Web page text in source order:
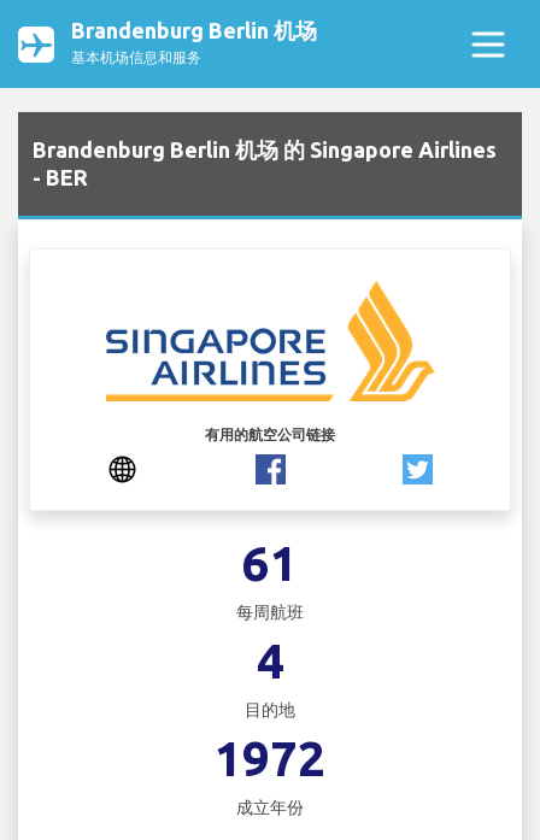
Brandenburg Berlin 机场
基本机场信息和服务
Brandenburg Berlin 机场 的 Singapore Airlines
- BER
有用的航空公司链接
61
每周航班
4
目的地
1972
成立年份